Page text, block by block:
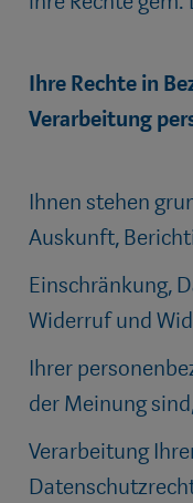
Ihre Rechte in
Verarbeitung
Ihnen stehen
Auskunft,
Einschränkung,
Widerruf und
Ihrer
der Meinung
Verarbeitung